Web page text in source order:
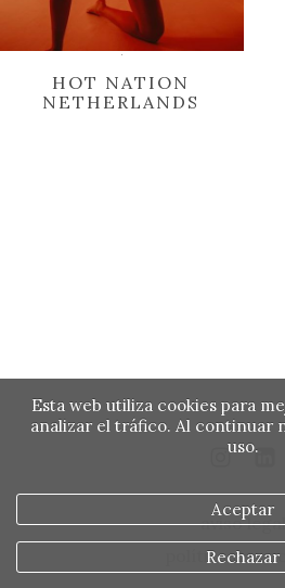
HOT NATION
NETHERLANDS
aviso legal
política de
Esta web utiliza cookies para
analizar el tráfico. Al continuar
uso.
Aceptar
Rechazar